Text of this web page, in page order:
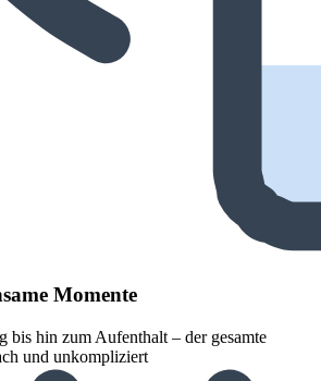
Momente
bis hin zum Aufenthalt – der gesamte
und unkompliziert